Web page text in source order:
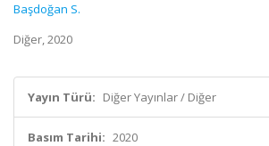
Başdoğan S.
Diğer, 2020
Yayın Türü: Diğer Yayınlar / Diğer
Basım Tarihi: 2020